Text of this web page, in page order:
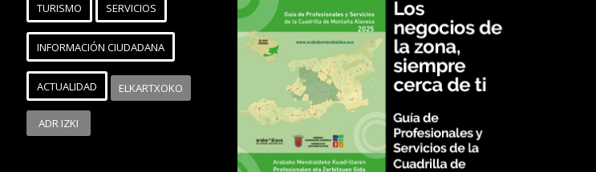
TURISMO SERVICIOS
INFORMACIÓN CIUDADANA
ACTUALIDAD ELKARTXOKO
ADR IZKI